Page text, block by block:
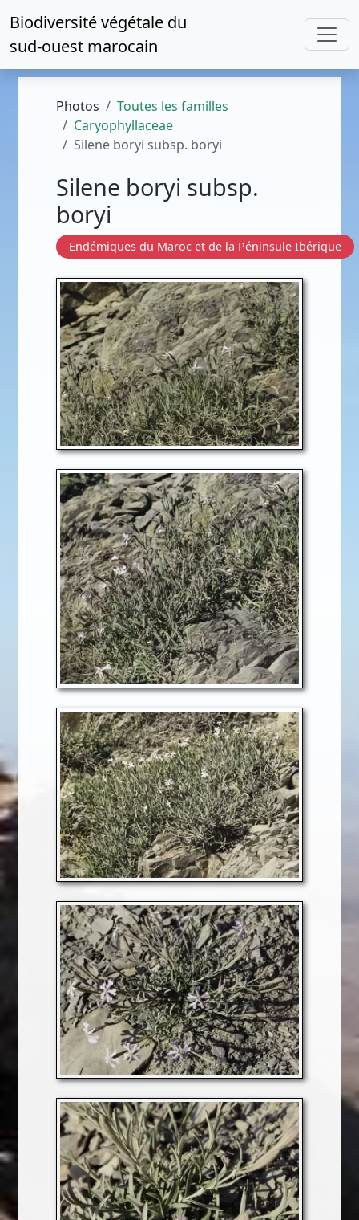
Biodiversité végétale du
sud-ouest marocain
Photos
Toutes les familles
Caryophyllaceae
Silene boryi subsp. boryi
Silene boryi subsp.
boryi
Endémiques du Maroc et de la Péninsule Ibérique